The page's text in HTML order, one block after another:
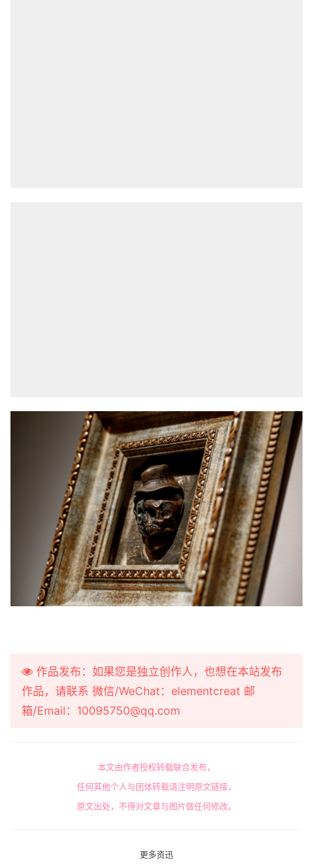
作品发布：如果您是独立创作人，也想在本站发布
作品，请联系 微信/WeChat：elementcreat 邮
箱/Email：10095750@qq.com
本文由作者授权转载联合发布，
任何其他个人与团体转载请注明原文链接，
原文出处，不得对文章与图片做任何修改。
更多资迅